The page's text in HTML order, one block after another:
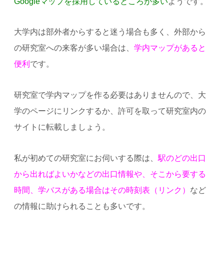
大学内は部外者からすると迷う場合も多く、外部から
の研究室への来客が多い場合は、 学内マップがあると
便利 です。
研究室で学内マップを作る必要はありませんので、大
学のページにリンクするか、許可を取って研究室内の
サイトに転載しましょう。
私が初めての研究室にお伺いする際は、 駅のどの出口
から出ればよいかなどの出口情報や、そこから要する
時間、学バスがある場合はその時刻表（リンク） など
の情報に助けられることも多いです。